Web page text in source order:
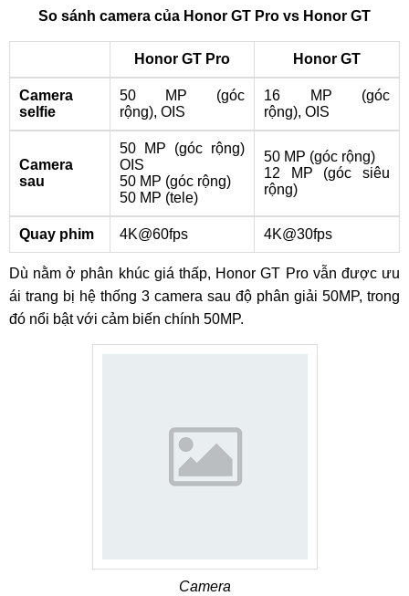
So sánh camera của Honor GT Pro vs Honor GT
Honor GT Pro Honor GT
Camera
selfie
50 MP (góc
rộng), OIS
16 MP (góc
rộng), OIS
Camera
sau
50 MP (góc rộng)
OIS
50 MP (góc rộng)
50 MP (tele)
50 MP (góc rộng)
12 MP (góc siêu
rộng)
Quay phim 4K@60fps 4K@30fps
Dù nằm ở phân khúc giá thấp, Honor GT Pro vẫn được ưu
ái trang bị hệ thống 3 camera sau độ phân giải 50MP, trong
đó nổi bật với cảm biến chính 50MP.
Camera